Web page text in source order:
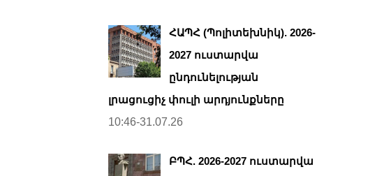
ՀԱՊՀ (Պոլիտեխնիկ). 2026-
2027 ուստարվա
ընդունելության
լրացուցիչ փուլի արդյունքները
10:46-31.07.26
ԲՊՀ. 2026-2027 ուստարվա